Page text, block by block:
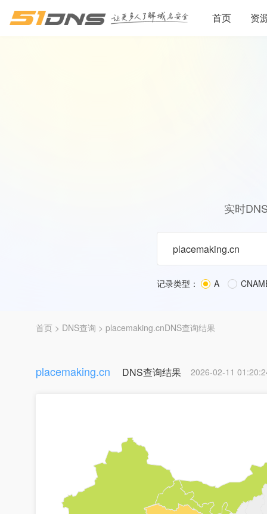
首页 资
实时
记录类型： A
首页 > DNS查询 > placemaking.cnDNS查询结果
placemaking.cn DNS查询结果 2026-02-11